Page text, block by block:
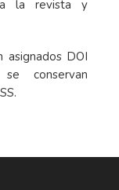
la revista y
asignados DOI
conservan